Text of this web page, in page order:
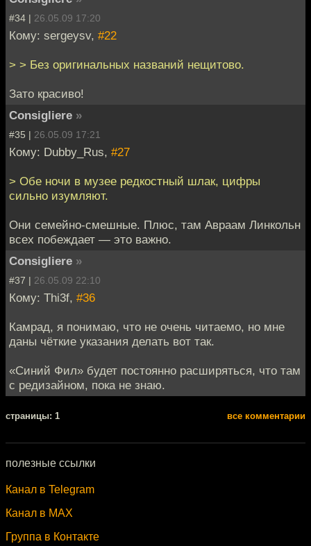
#34 | 26.05.09 17:20
Кому: sergeysv, #22
> > Без оригинальных названий нещитово.
Зато красиво!
Consigliere »
#35 | 26.05.09 17:21
Кому: Dubby_Rus, #27
> Обе ночи в музее редкостный шлак, цифры
сильно изумляют.
Они семейно-смешные. Плюс, там Авраам Линкольн
всех побеждает — это важно.
Consigliere »
#37 | 26.05.09 22:10
Кому: Thi3f, #36
Камрад, я понимаю, что не очень читаемо, но мне
даны чёткие указания делать вот так.
«Синий Фил» будет постоянно расширяться, что там
с редизайном, пока не знаю.
cтраницы: 1 все комментарии
полезные ссылки
Канал в Telegram
Канал в MAX
Группа в Контакте